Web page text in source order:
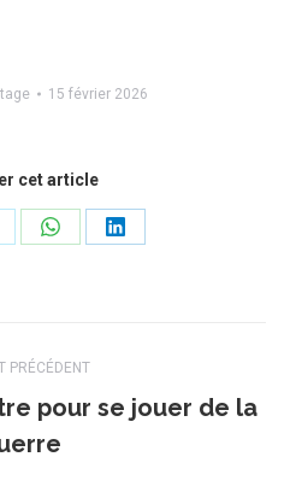
15 février 2026
cet article
Share
Share
PRÉCÉDENT
Onglet
précédent
pour se jouer de la